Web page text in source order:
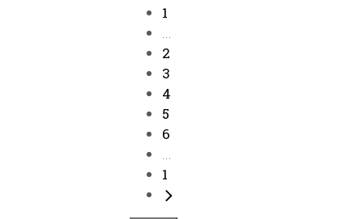
1
...
2
3
4
5
6
...
1